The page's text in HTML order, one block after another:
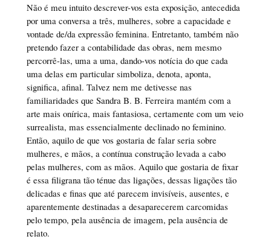
Não é meu intuito descrever-vos esta exposição, antecedida
por uma conversa a três, mulheres, sobre a capacidade e
vontade de/da expressão feminina. Entretanto, também não
pretendo fazer a contabilidade das obras, nem mesmo
percorrê-las, uma a uma, dando-vos notícia do que cada
uma delas em particular simboliza, denota, aponta,
significa, afinal. Talvez nem me detivesse nas
familiaridades que Sandra B. B. Ferreira mantém com a
arte mais onírica, mais fantasiosa, certamente com um veio
surrealista, mas essencialmente declinado no feminino.
Então, aquilo de que vos gostaria de falar seria sobre
mulheres, e mãos, a contínua construção levada a cabo
pelas mulheres, com as mãos. Aquilo que gostaria de fixar
é essa filigrana tão ténue das ligações, dessas ligações tão
delicadas e finas que até parecem invisíveis, ausentes, e
aparentemente destinadas a desaparecerem carcomidas
pelo tempo, pela ausência de imagem, pela ausência de
relato.